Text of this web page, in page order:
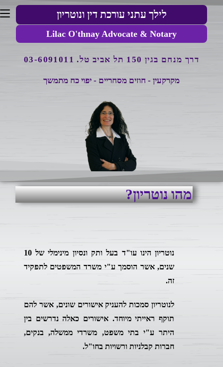
לילך עתני עורכת דין ונוטריון
Lilac O'thnay Advocate & Notary
דרך מנחם בגין 150 תל אביב טל. 03-6091011
מקרקעין - חוזים מסחריים - יפוי כח מתמשך
מהו נוטריון?
נוטריון הינו עו"ד בעל ותק ונסיון מינימלי של 10
שנים, אשר הוסמך ע"י משרד המשפטים לתפקיד
זה.
לנוטריון סמכות להעניק אישורים שונים, אשר להם
תוקף ראייתי מיוחד. אישורים כאלה נדרשים בין
היתר ע"י בתי משפט, משרדי ממשלה, בנקים,
חברות קבלניות ורשויות בחו"ל.